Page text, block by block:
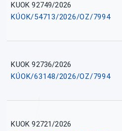
KUOK 92749/2026
KÚOK/54713/2026/OZ/7994
KUOK 92736/2026
KÚOK/63148/2026/OZ/7994
KUOK 92721/2026